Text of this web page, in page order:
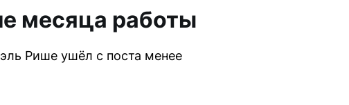
месяца работы
Рише ушёл с поста менее